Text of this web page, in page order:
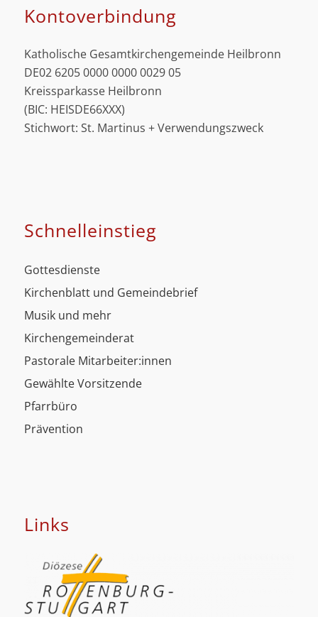
Kontoverbindung
Katholische Gesamtkirchengemeinde Heilbronn
DE02 6205 0000 0000 0029 05
Kreissparkasse Heilbronn
(BIC: HEISDE66XXX)
Stichwort: St. Martinus + Verwendungszweck
Schnell­einstieg
Gottesdienste
Kirchenblatt und Gemeindebrief
Musik und mehr
Kirchengemeinderat
Pastorale Mitarbeiter:innen
Gewählte Vorsitzende
Pfarrbüro
Prävention
Links